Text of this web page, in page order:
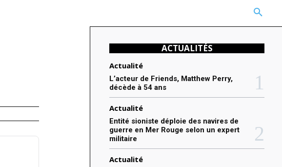
MORE
ACTUALITÉS
Actualité
L’acteur de Friends, Matthew Perry,
décède à 54 ans
Actualité
Entité sioniste déploie des navires de
guerre en Mer Rouge selon un expert
militaire
Actualité